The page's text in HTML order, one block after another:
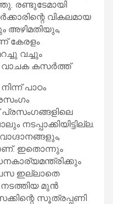
രണ്ടുടേമായി
വികലമായ
അഴിമതിയും,
കേരളം
വച്ചും
വാചക കസര്‍ത്ത്
പാഠം
പ്രസംഗങ്ങളിലെ
നടപ്പാക്കിയിട്ടില്ല.
ഇതൊന്നും
ഇല്ലാതെ
മുന്‍
സൂത്രപ്പണി